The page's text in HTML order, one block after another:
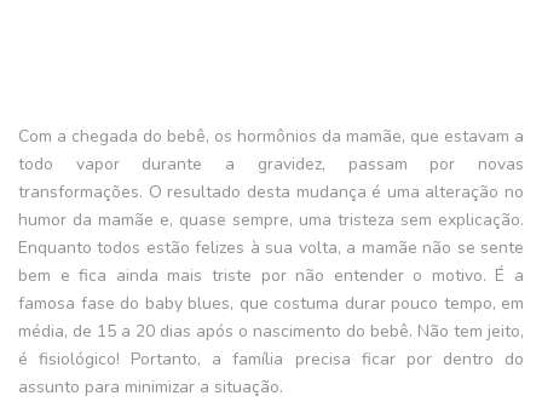
Com a chegada do bebê, os hormônios da mamãe, que estavam a
todo vapor durante a gravidez, passam por novas
transformações. O resultado desta mudança é uma alteração no
humor da mamãe e, quase sempre, uma tristeza sem explicação.
Enquanto todos estão felizes à sua volta, a mamãe não se sente
bem e fica ainda mais triste por não entender o motivo. É a
famosa fase do baby blues, que costuma durar pouco tempo, em
média, de 15 a 20 dias após o nascimento do bebê. Não tem jeito,
é fisiológico! Portanto, a família precisa ficar por dentro do
assunto para minimizar a situação.